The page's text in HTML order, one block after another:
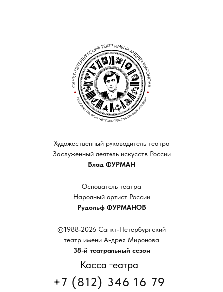
Художественный руководитель театра
Заслуженный деятель искусств России
Влад ФУРМАН
+7 (812) 346 16 79
©1988-2026 Санкт-Петербургский
театр имени Андрея Миронова
38-й театральный сезон
Основатель театра
Народный артист России
Рудольф ФУРМАНОВ
Касса театра